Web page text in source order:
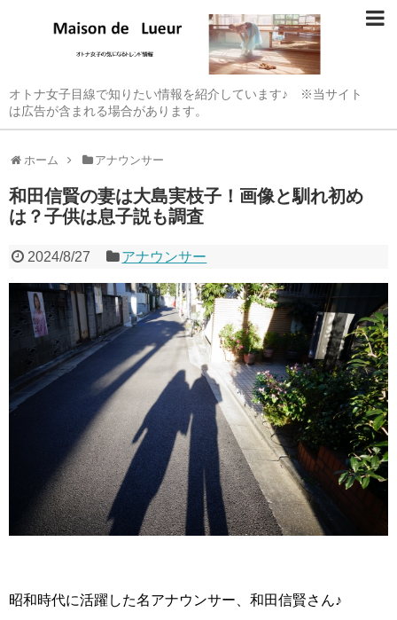
オトナ女子目線で知りたい情報を紹介しています♪ ※当サイト
は広告が含まれる場合があります。
ホーム アナウンサー
和田信賢の妻は大島実枝子！画像と馴れ初め
は？子供は息子説も調査
2024/8/27 アナウンサー
昭和時代に活躍した名アナウンサー、和田信賢さん♪